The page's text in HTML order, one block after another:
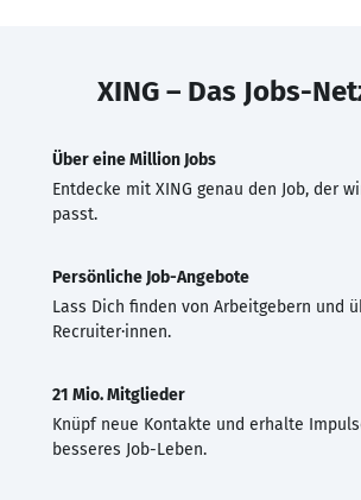
XING – Das Jobs-
Über eine Million Jobs
Entdecke mit XING genau den Job, der
passt.
Persönliche Job-Angebote
Lass Dich finden von Arbeitgebern und
Recruiter·innen.
21 Mio. Mitglieder
Knüpf neue Kontakte und erhalte
besseres Job-Leben.